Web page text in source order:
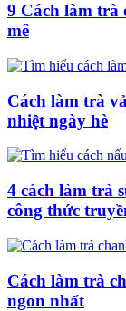
9 Cách làm trà
mê
Cách làm trà
nhiệt ngày hè
4 cách làm trà
công thức
Cách làm trà
ngon nhất